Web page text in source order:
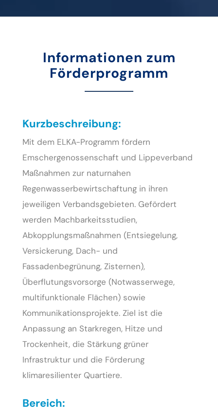
Informationen zum
Förderprogramm
Kurzbeschreibung:
Mit dem ELKA-Programm fördern
Emschergenossenschaft und Lippeverband
Maßnahmen zur naturnahen
Regenwasserbewirtschaftung in ihren
jeweiligen Verbandsgebieten. Gefördert
werden Machbarkeitsstudien,
Abkopplungsmaßnahmen (Entsiegelung,
Versickerung, Dach- und
Fassadenbegrünung, Zisternen),
Überflutungsvorsorge (Notwasserwege,
multifunktionale Flächen) sowie
Kommunikationsprojekte. Ziel ist die
Anpassung an Starkregen, Hitze und
Trockenheit, die Stärkung grüner
Infrastruktur und die Förderung
klimaresilienter Quartiere.
Bereich: